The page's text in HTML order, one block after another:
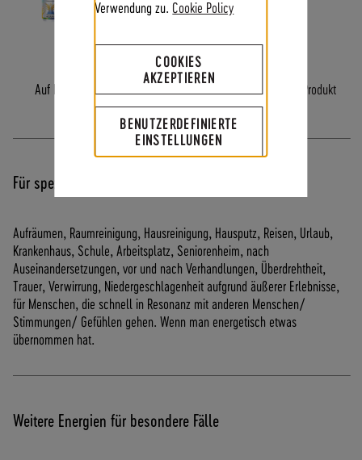
Verwendung zu. Cookie Policy
COOKIES
AKZEPTIEREN
BENUTZERDEFINIERTE
EINSTELLUNGEN
sich mit der Seele verbinden
Ab 29,90 €
Auf Lager
mehrere Varianten Zum Produkt
Für spezielle Situationen
Aufräumen, Raumreinigung, Hausreinigung, Hausputz, Reisen, Urlaub,
Krankenhaus, Schule, Arbeitsplatz, Seniorenheim, nach
Auseinandersetzungen, vor und nach Verhandlungen, Überdrehtheit,
Trauer, Verwirrung, Niedergeschlagenheit aufgrund äußerer Erlebnisse,
für Menschen, die schnell in Resonanz mit anderen Menschen/
Stimmungen/ Gefühlen gehen. Wenn man energetisch etwas
übernommen hat.
Weitere Energien für besondere Fälle